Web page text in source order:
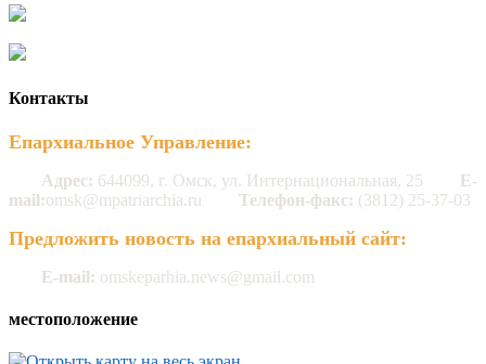
Контакты
Епархиальное Управление:
Адрес: 644099, г. Омск, ул. Интернациональная, 25
E-
mail:omsk@mpatriarchia.ru Телефон-факс: (3812) 25-37-03
Предложить новость на епархиальный сайт:
E-mail: omskeparhia.news@gmail.com
местоположение